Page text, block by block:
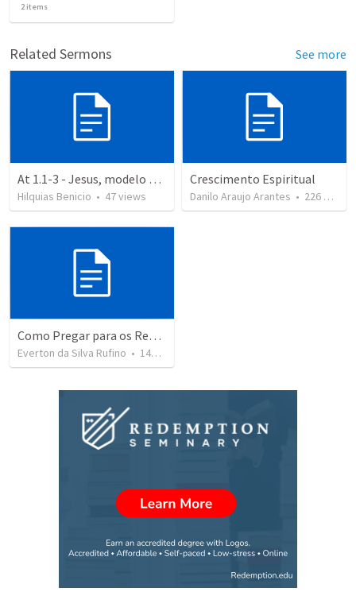
2items
Related Sermons See more
At 1.1-3 - Jesus, modelo de fé
Hilquias Benicio • 47views
Crescimento Espiritual
Danilo Araujo Arantes • 226 views
Como Pregar para os Recém Convertidos e para os Maduros na Fé
Everton da Silva Rufino • 141 views